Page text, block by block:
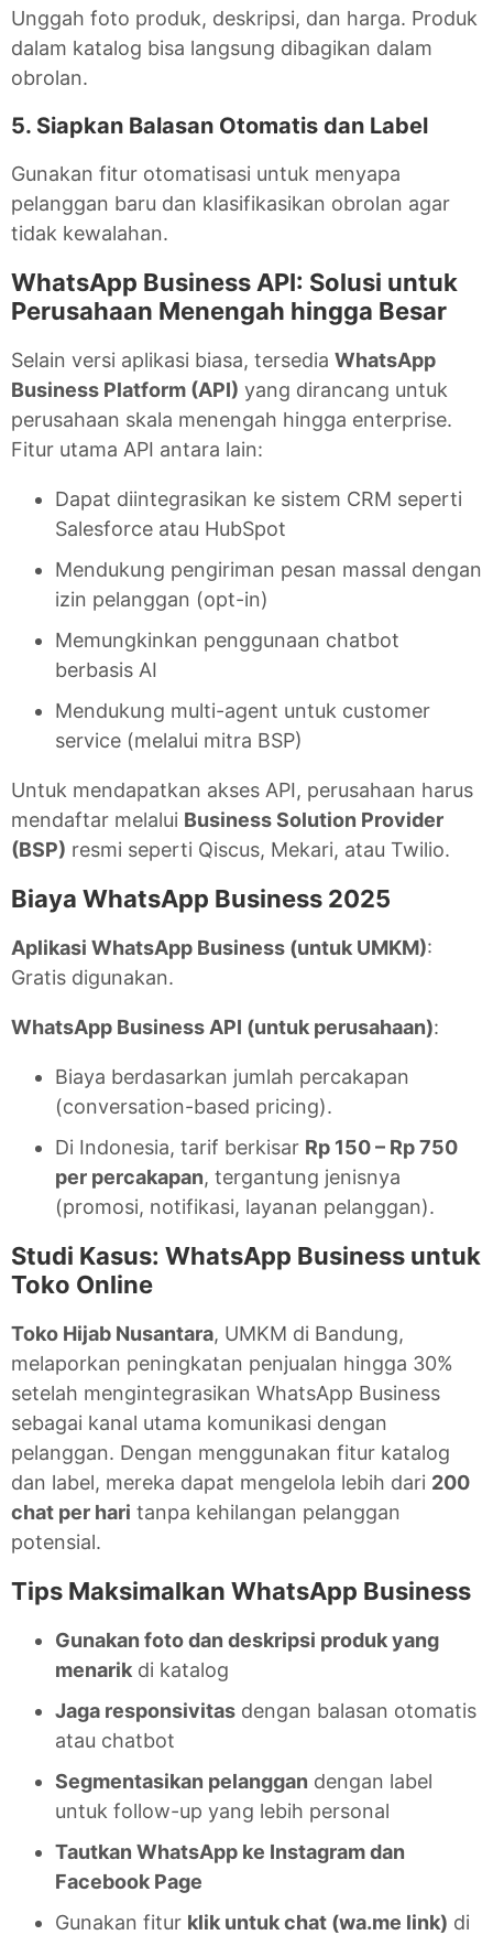
Unggah foto produk, deskripsi, dan harga. Produk
dalam katalog bisa langsung dibagikan dalam
obrolan.
5. Siapkan Balasan Otomatis dan Label
Gunakan fitur otomatisasi untuk menyapa
pelanggan baru dan klasifikasikan obrolan agar
tidak kewalahan.
WhatsApp Business API: Solusi untuk
Perusahaan Menengah hingga Besar
Selain versi aplikasi biasa, tersedia WhatsApp
Business Platform (API) yang dirancang untuk
perusahaan skala menengah hingga enterprise.
Fitur utama API antara lain:
Dapat diintegrasikan ke sistem CRM seperti
Salesforce atau HubSpot
Mendukung pengiriman pesan massal dengan
izin pelanggan (opt-in)
Memungkinkan penggunaan chatbot
berbasis AI
Mendukung multi-agent untuk customer
service (melalui mitra BSP)
Untuk mendapatkan akses API, perusahaan harus
mendaftar melalui Business Solution Provider
(BSP) resmi seperti Qiscus, Mekari, atau Twilio.
Biaya WhatsApp Business 2025
Aplikasi WhatsApp Business (untuk UMKM):
Gratis digunakan.
WhatsApp Business API (untuk perusahaan):
Biaya berdasarkan jumlah percakapan
(conversation-based pricing).
Di Indonesia, tarif berkisar Rp 150 – Rp 750
per percakapan, tergantung jenisnya
(promosi, notifikasi, layanan pelanggan).
Studi Kasus: WhatsApp Business untuk
Toko Online
Toko Hijab Nusantara, UMKM di Bandung,
melaporkan peningkatan penjualan hingga 30%
setelah mengintegrasikan WhatsApp Business
sebagai kanal utama komunikasi dengan
pelanggan. Dengan menggunakan fitur katalog
dan label, mereka dapat mengelola lebih dari 200
chat per hari tanpa kehilangan pelanggan
potensial.
Tips Maksimalkan WhatsApp Business
Gunakan foto dan deskripsi produk yang
menarik di katalog
Jaga responsivitas dengan balasan otomatis
atau chatbot
Segmentasikan pelanggan dengan label
untuk follow-up yang lebih personal
Tautkan WhatsApp ke Instagram dan
Facebook Page
Gunakan fitur klik untuk chat (wa.me link) di